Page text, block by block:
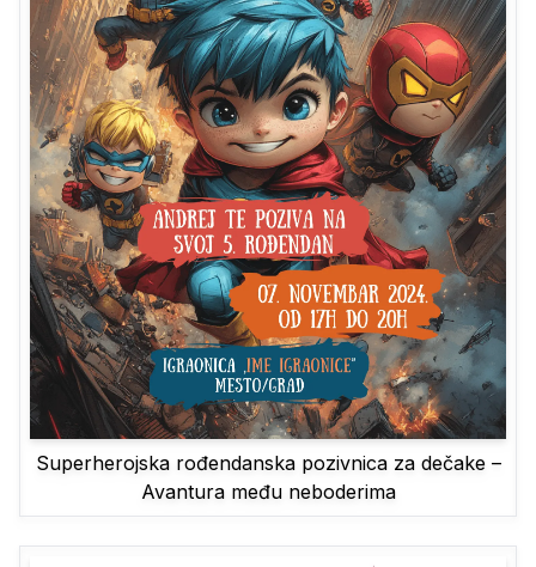
Superherojska rođendanska pozivnica za dečake –
Avantura među neboderima